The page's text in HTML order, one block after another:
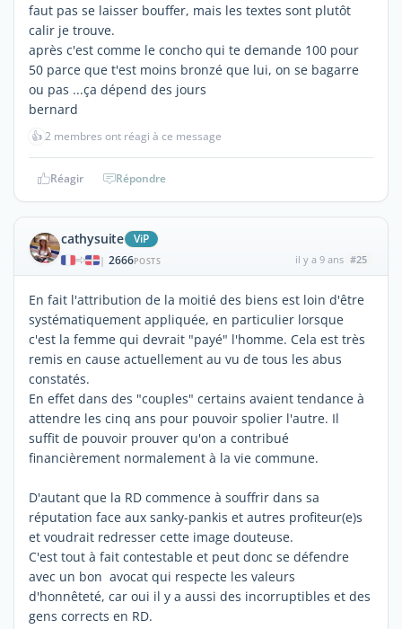
faut pas se laisser bouffer, mais les textes sont plutôt
calir je trouve.
après c'est comme le concho qui te demande 100 pour
50 parce que t'est moins bronzé que lui, on se bagarre
ou pas ...ça dépend des jours
bernard
👍2 membres ont réagi à ce message
Réagir Répondre
cathysuite ViP
| 2666POSTS il y a 9 ans #25
En fait l'attribution de la moitié des biens est loin d'être
systématiquement appliquée, en particulier lorsque
c'est la femme qui devrait "payé" l'homme. Cela est très
remis en cause actuellement au vu de tous les abus
constatés.
En effet dans des "couples" certains avaient tendance à
attendre les cinq ans pour pouvoir spolier l'autre. Il
suffit de pouvoir prouver qu'on a contribué
financièrement normalement à la vie commune.
D'autant que la RD commence à souffrir dans sa
réputation face aux sanky-pankis et autres profiteur(e)s
et voudrait redresser cette image douteuse.
C'est tout à fait contestable et peut donc se défendre
avec un bon avocat qui respecte les valeurs
d'honnêteté, car oui il y a aussi des incorruptibles et des
gens corrects en RD.